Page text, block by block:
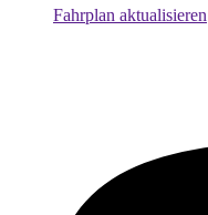
Fahrplan aktualisieren